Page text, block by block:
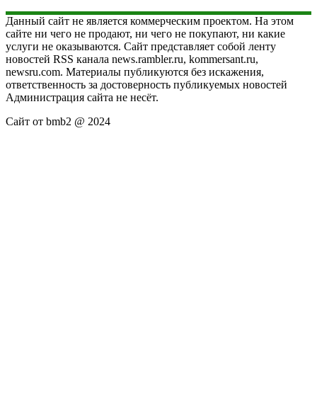
Данный сайт не является коммерческим проектом. На этом
сайте ни чего не продают, ни чего не покупают, ни какие
услуги не оказываются. Сайт представляет собой ленту
новостей RSS канала news.rambler.ru, kommersant.ru,
newsru.com. Материалы публикуются без искажения,
ответственность за достоверность публикуемых новостей
Администрация сайта не несёт.
Сайт от bmb2 @ 2024